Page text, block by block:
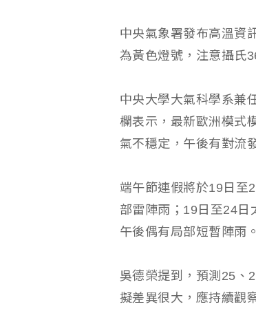
中央氣象署發布高溫資
為黃色燈號，注意攝氏
中央大學大氣科學系兼
欄表示，最新歐洲模式
氣不穩定，午後有對流
端午節連假將於19日至
部雷陣雨；19日至24日
午後偶有局部短暫陣雨。
吳德榮提到，預測25、
擬差異很大，應持續觀